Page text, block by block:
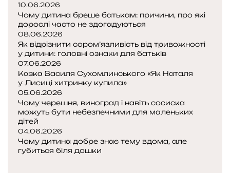
10.06.2026
Чому дитина бреше батькам: причини, про які
дорослі часто не здогадуються
08.06.2026
Як відрізнити сором’язливість від тривожності
у дитини: головні ознаки для батьків
07.06.2026
Казка Василя Сухомлинського «Як Наталя
у Лисиці хитринку купила»
05.06.2026
Чому черешня, виноград і навіть сосиска
можуть бути небезпечними для маленьких
дітей
04.06.2026
Чому дитина добре знає тему вдома, але
губиться біля дошки